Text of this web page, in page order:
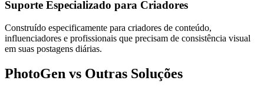
Suporte Especializado para Criadores
Construído especificamente para criadores de conteúdo,
influenciadores e profissionais que precisam de consistência visual
em suas postagens diárias.
PhotoGen vs Outras Soluções